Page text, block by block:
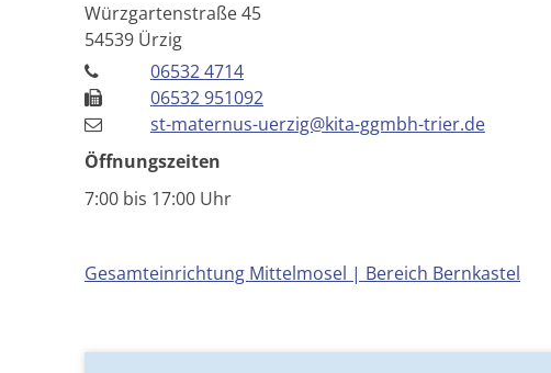
Würzgartenstraße 45
54539 Ürzig
06532 4714
06532 951092
st-maternus-uerzig@kita-ggmbh-trier.de
Öffnungszeiten
7:00 bis 17:00 Uhr
Gesamteinrichtung Mittelmosel | Bereich Bernkastel